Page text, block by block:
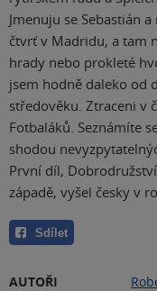
Jmenuju se Sebastián
čtvrť v Madridu, a tam
hrady nebo prokleté
jsem hodně daleko od
středověku. Ztraceni v
Fotbaláků. Seznámíte
shodou
První díl,
západě, vyšel česky v
Sdílet
AUTOŘI